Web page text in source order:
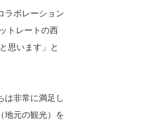
ラボレーション
トレートの西
思います」と
は非常に満足し
地元の観光）を